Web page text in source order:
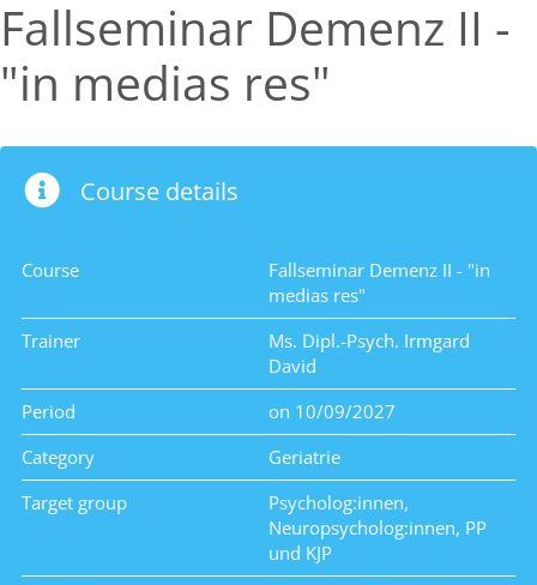
Fallseminar Demenz II -
"in medias res"
Course details
Course
Fallseminar Demenz II - "in
medias res"
Trainer
Ms. Dipl.-Psych. Irmgard
David
Period
on 10/09/2027
Category
Geriatrie
Target group
Psycholog:innen,
Neuropsycholog:innen, PP
und KJP